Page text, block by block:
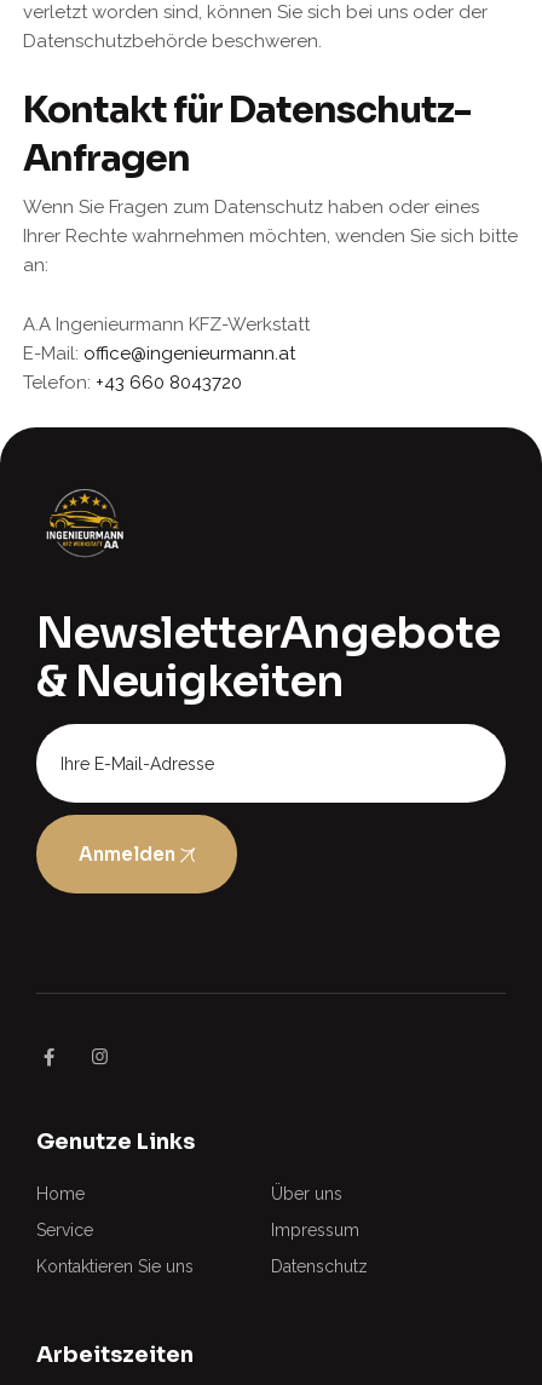
verletzt worden sind, können Sie sich bei uns oder der
Datenschutzbehörde beschweren.
Kontakt für Datenschutz-
Anfragen
Wenn Sie Fragen zum Datenschutz haben oder eines
Ihrer Rechte wahrnehmen möchten, wenden Sie sich bitte
an:
A.A Ingenieurmann KFZ-Werkstatt
E-Mail: office@ingenieurmann.at
Telefon: +43 660 8043720
NewsletterAngebote
& Neuigkeiten
Anmelden
Genutze Links
Home
Über uns
Service
Impressum
Kontaktieren Sie uns
Datenschutz
Arbeitszeiten